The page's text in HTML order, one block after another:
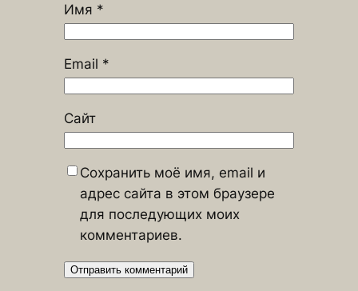
Имя *
Email *
Сайт
Сохранить моё имя, email и
адрес сайта в этом браузере
для последующих моих
комментариев.